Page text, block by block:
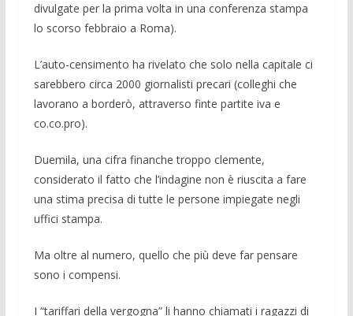
divulgate per la prima volta in una conferenza stampa
lo scorso febbraio a Roma).
L’auto-censimento ha rivelato che solo nella capitale ci
sarebbero circa 2000 giornalisti precari (colleghi che
lavorano a borderò, attraverso finte partite iva e
co.co.pro).
Duemila, una cifra finanche troppo cle­mente,
considerato il fatto che l’indagine non è riuscita a fare
una stima precisa di tutte le persone impiegate negli
uffici stampa.
Ma oltre al numero, quello che più deve far pensare
sono i compensi.
I “tariffari della vergogna” li hanno chiamati i ragazzi di